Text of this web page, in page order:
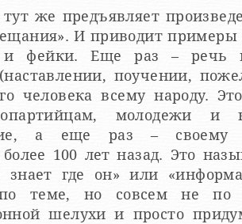
тут же предъявляет
И приводит примеры
фейки. Еще раз – речь
поучении,
человека всему народу.
молодежи и
а еще раз – своему
100 лет назад. Это
знает где он» или
теме, но совсем не по
шелухи и просто